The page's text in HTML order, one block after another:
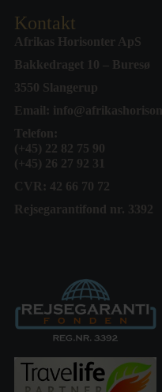
Kontakt
Afrikas Horisonter ApS
Bakkedraget 10 – Buresø
3550 Slangerup
Email:
Telefon:
(+45) 22 82 75 90
(+45) 26 27 92 31
CVR: 42 66 70 72
Rejsegarantifond nr. 3392